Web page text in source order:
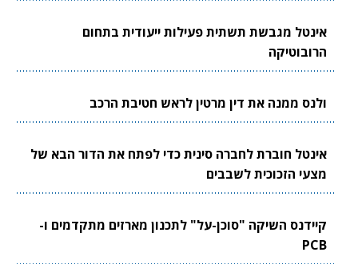
אינטל מגבשת תשתית פעילות ייעודית בתחום
הרובוטיקה
ולנס ממנה את דין מרטין לראש חטיבת הרכב
אינטל חוברת לחברה סינית כדי לפתח את הדור הבא של
מצעי הזכוכית לשבבים
קיידנס השיקה "סוכן-על" לתכנון מארזים מתקדמים ו-
PCB